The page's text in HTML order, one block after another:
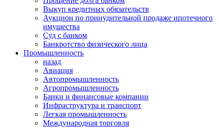
Выкуп кредитных обязательств
Аукцион по принудительной продаже ипотечного
имущества
Суд с банком
Банкротство физического лица
Промышленность
назад
Авиация
Автопромышленность
Агропромышленность
Банки и финансовые компании
Инфраструктура и транспорт
Легкая промышленность
Международная торговля